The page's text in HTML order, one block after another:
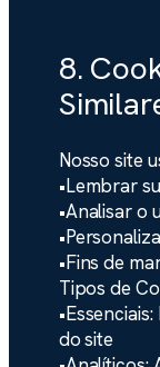
8.
Nosso site
•Lembrar
•Analisar o
•
•Fins de
Tipos de
•Essenciais:
do site